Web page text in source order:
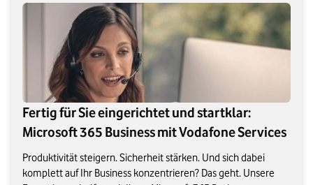
Fertig für Sie eingerichtet und startklar:
Microsoft 365 Business mit Vodafone Services
Produktivität steigern. Sicherheit stärken. Und sich dabei
komplett auf Ihr Business konzentrieren? Das geht. Unsere